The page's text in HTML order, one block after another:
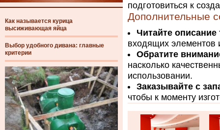
Как называется курица
высиживающая яйца
Выбор удобного дивана: главные
критерии
подготовиться к
Дополнительные
Читайте описание
входящих элементов
Обратите
насколько
использовании.
Заказывайте с
чтобы к моменту